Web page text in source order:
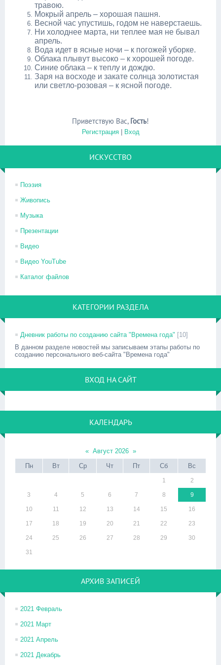
травою.
Мокрый апрель – хорошая пашня.
Весной час упустишь, годом не наверстаешь.
Ни холоднее марта, ни теплее мая не бывал
апрель.
Вода идет в ясные ночи – к погожей уборке.
Облака плывут высоко – к хорошей погоде.
Синие облака – к теплу и дождю.
Заря на восходе и закате солнца золотистая
или светло-розовая – к ясной погоде.
Приветствую Вас, Гость!
Регистрация| Вход
ИСКУССТВО
Поэзия
Живопись
Музыка
Презентации
Видео
Видео YouTube
Каталог файлов
КАТЕГОРИИ РАЗДЕЛА
Дневник работы по созданию сайта "Времена года" [10]
В данном разделе новостей мы записываем этапы работы по
созданию персонального веб-сайта "Времена года"
ВХОД НА САЙТ
КАЛЕНДАРЬ
« Август 2026 »
Пн
Вт Ср Чт Пт Сб Вс
1 2
3 4 5 6 7 8 9
10 11 12 13 14 15 16
17 18 19 20 21 22 23
24 25 26 27 28 29 30
31
АРХИВ ЗАПИСЕЙ
2021 Февраль
2021 Март
2021 Апрель
2021 Декабрь